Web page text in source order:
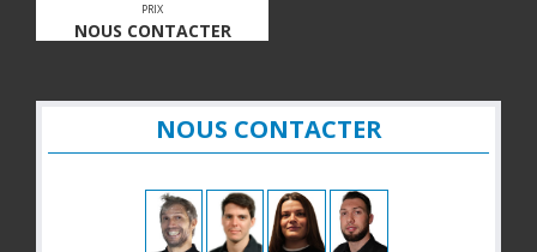
PRIX
NOUS CONTACTER
NOUS CONTACTER